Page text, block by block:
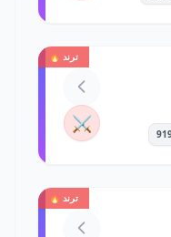
ترند 🔥
⚔️
ترند 🔥